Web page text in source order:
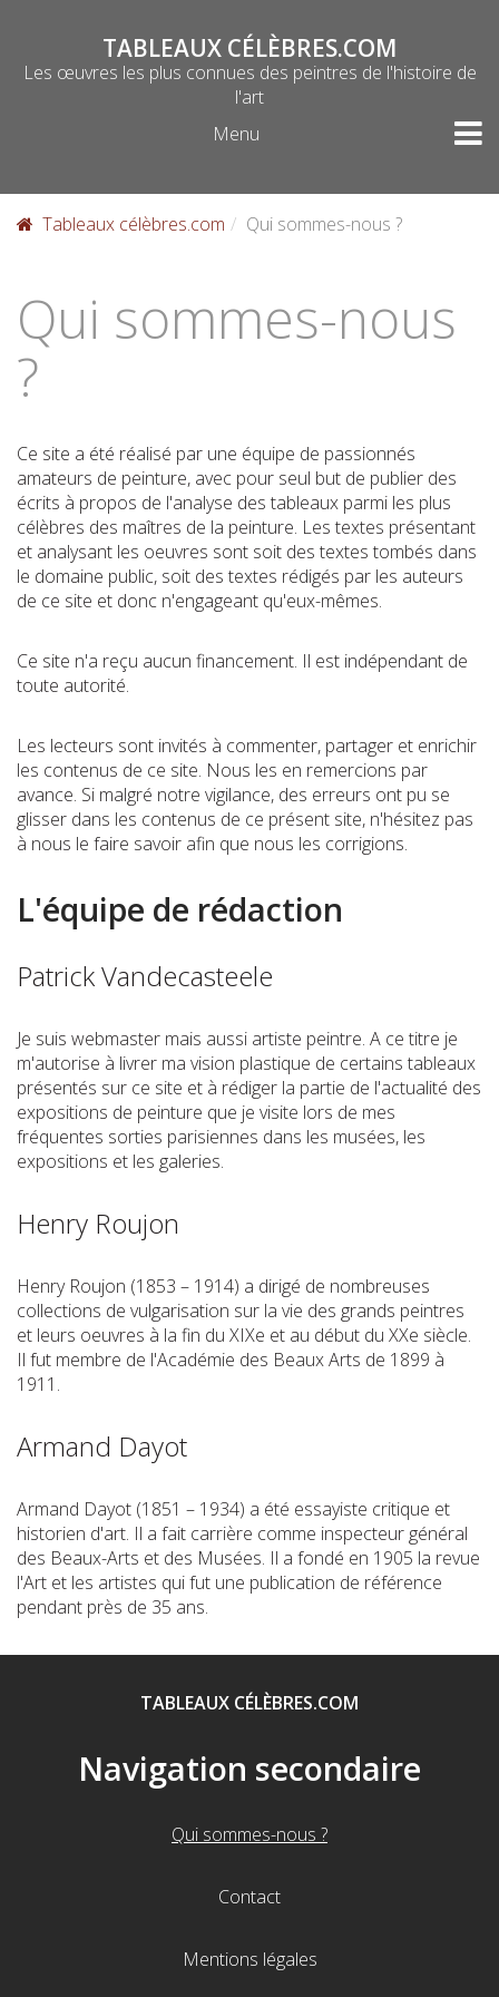
content
TABLEAUX CÉLÈBRES.COM
Les œuvres les plus connues des peintres de l'histoire de
l'art
Menu
Tableaux célèbres.com Qui sommes-nous ?
Qui sommes-nous
?
Ce site a été réalisé par une équipe de passionnés
amateurs de peinture, avec pour seul but de publier des
écrits à propos de l'analyse des tableaux parmi les plus
célèbres des maîtres de la peinture. Les textes présentant
et analysant les oeuvres sont soit des textes tombés dans
le domaine public, soit des textes rédigés par les auteurs
de ce site et donc n'engageant qu'eux-mêmes.
Ce site n'a reçu aucun financement. Il est indépendant de
toute autorité.
Les lecteurs sont invités à commenter, partager et enrichir
les contenus de ce site. Nous les en remercions par
avance. Si malgré notre vigilance, des erreurs ont pu se
glisser dans les contenus de ce présent site, n'hésitez pas
à nous le faire savoir afin que nous les corrigions.
L'équipe de rédaction
Patrick Vandecasteele
Je suis webmaster mais aussi artiste peintre. A ce titre je
m'autorise à livrer ma vision plastique de certains tableaux
présentés sur ce site et à rédiger la partie de l'actualité des
expositions de peinture que je visite lors de mes
fréquentes sorties parisiennes dans les musées, les
expositions et les galeries.
Henry Roujon
Henry Roujon (1853 – 1914) a dirigé de nombreuses
collections de vulgarisation sur la vie des grands peintres
et leurs oeuvres à la fin du XIXe et au début du XXe siècle.
Il fut membre de l'Académie des Beaux Arts de 1899 à
1911.
Armand Dayot
Armand Dayot (1851 – 1934) a été essayiste critique et
historien d'art. Il a fait carrière comme inspecteur général
des Beaux-Arts et des Musées. Il a fondé en 1905 la revue
l'Art et les artistes qui fut une publication de référence
pendant près de 35 ans.
TABLEAUX CÉLÈBRES.COM
Navigation secondaire
Qui sommes-nous ?
Contact
Mentions légales